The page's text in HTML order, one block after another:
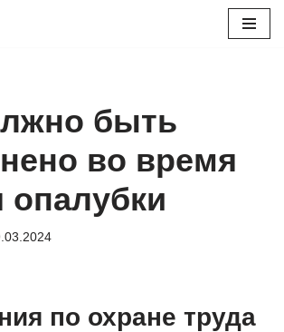
быть
во время
опалубки
по охране труда